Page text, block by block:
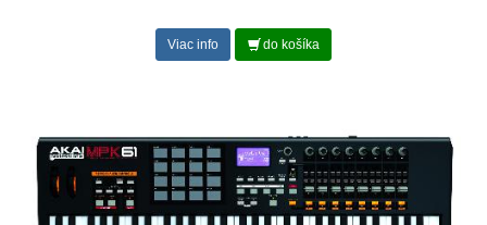
Viac info do košíka